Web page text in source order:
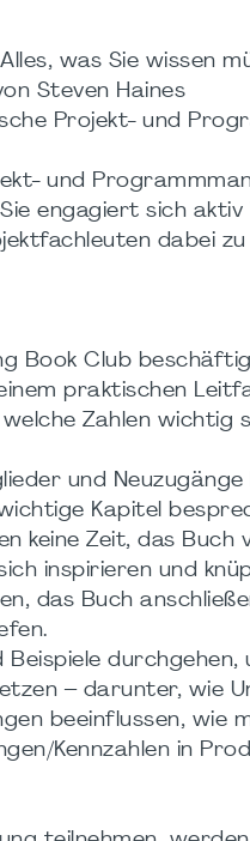
was Sie wissen
Steven Haines
Projekt- und
und
engagiert sich
dabei
Book Club
praktischen
Zahlen wichtig
und
Kapitel
keine Zeit, das
inspirieren und
das Buch
– darunter, wie
beeinflussen, wie
Kennzahlen in